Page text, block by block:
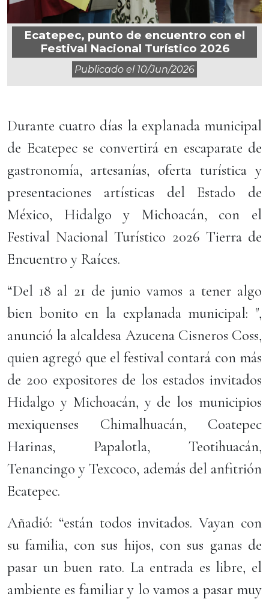
Ecatepec, punto de encuentro con el
Festival Nacional Turístico 2026
Publicado el 10/jun/2026
Durante cuatro días la explanada municipal
de Ecatepec se convertirá en escaparate de
gastronomía, artesanías, oferta turística y
presentaciones artísticas del Estado de
México, Hidalgo y Michoacán, con el
Festival Nacional Turístico 2026 Tierra de
Encuentro y Raíces.
“Del 18 al 21 de junio vamos a tener algo
bien bonito en la explanada municipal: ",
anunció la alcaldesa Azucena Cisneros Coss,
quien agregó que el festival contará con más
de 200 expositores de los estados invitados
Hidalgo y Michoacán, y de los municipios
mexiquenses Chimalhuacán, Coatepec
Harinas, Papalotla, Teotihuacán,
Tenancingo y Texcoco, además del anfitrión
Ecatepec.
Añadió: “están todos invitados. Vayan con
su familia, con sus hijos, con sus ganas de
pasar un buen rato. La entrada es libre, el
ambiente es familiar y lo vamos a pasar muy